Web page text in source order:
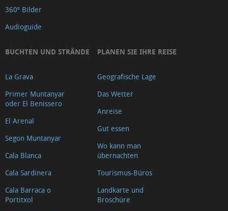
360º Bilder
Audioguide
BUCHTEN UND STRÄNDE
La Grava
Primer Muntanyar
oder El Benissero
El Arenal
Segon Muntanyar
Cala Blanca
Cala Sardinera
Cala Barraca o
Portitxol
PLANEN SIE IHRE REISE
Geografische Lage
Das Wetter
Anreise
Gut essen
Wo kann man
übernachten
Tourismus-Büros
Landkarte und
Broschüre